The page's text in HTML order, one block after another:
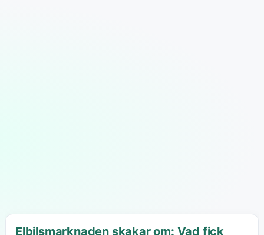
Elbilsmarknaden skakar om: Vad fick